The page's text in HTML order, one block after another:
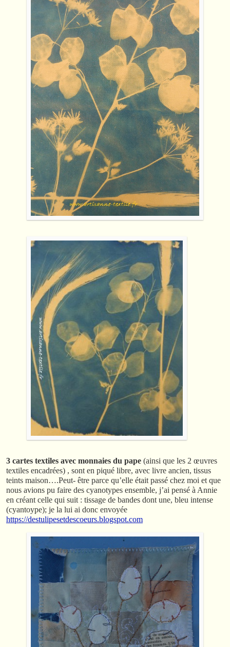
3 cartes textiles avec monnaies du pape (ainsi que les 2 œuvres
textiles encadrées) , sont en piqué libre, avec livre ancien, tissus
teints maison….Peut- être parce qu’elle était passé chez moi et que
nous avions pu faire des cyanotypes ensemble, j’ai pensé à Annie
en créant celle qui suit : tissage de bandes dont une, bleu intense
(cyantoype); je la lui ai donc envoyée
https://destulipesetdescoeurs.blogspot.com